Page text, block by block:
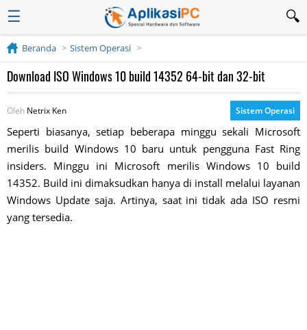
☰
Beranda Sistem Operasi
Download ISO Windows 10 build 14352 64-bit dan 32-bit
Oleh Netrix Ken Sistem Operasi
Seperti biasanya, setiap beberapa minggu sekali Microsoft
merilis build Windows 10 baru untuk pengguna Fast Ring
insiders. Minggu ini Microsoft merilis Windows 10 build
14352. Build ini dimaksudkan hanya di install melalui layanan
Windows Update saja. Artinya, saat ini tidak ada ISO resmi
yang tersedia.